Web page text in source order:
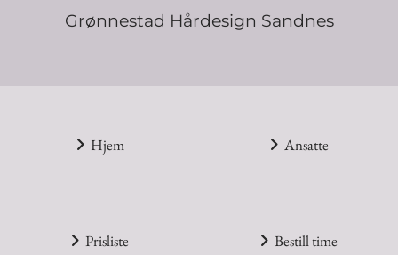
Grønnestad Hårdesign Sandnes
 Hjem  Ansatte
 Prisliste  Bestill time